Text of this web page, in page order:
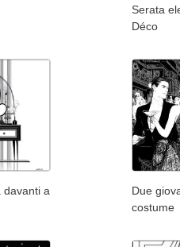
Serata
Déco
davanti a
Due
costume